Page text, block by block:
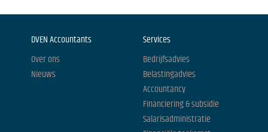
DVEN Accountants
Over ons
Nieuws
Services
Bedrijfsadvies
Belastingadvies
Accountancy
Financiering & subsidie
Salarisadministratie